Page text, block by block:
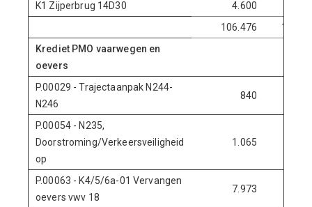
K1 Zijperbrug 14D30 4.600
106.476
15.305
Krediet PMO vaarwegen en
oevers
P.00029 - Trajectaanpak N244-
N246
840
P.00054 - N235,
Doorstroming/Verkeersveiligheid
op
1.065
P.00063 - K4/5/6a-01 Vervangen
oevers vwv 18
7.973